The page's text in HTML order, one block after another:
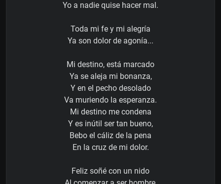
Yo a nadie quise hacer mal.
Toda mi fe y mi alegría
Ya son dolor de agonía...
Mi destino, está marcado
Ya se aleja mi bonanza,
Y en el pecho desolado
Va muriendo la esperanza.
Mi destino me condena
Y es inútil ser tan bueno,
Bebo el cáliz de la pena
En la cruz de mi dolor.
Feliz soñé con un nido